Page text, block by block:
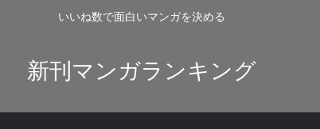
いいね数で面白いマンガを決める
新刊マンガランキング